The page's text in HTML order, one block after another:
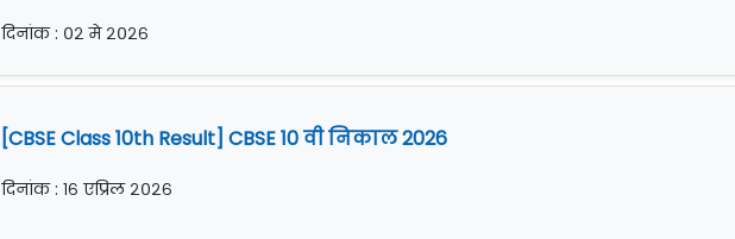
दिनांक : ०२ मे २०२६
[CBSE Class 10th Result] CBSE 10 वी निकाल 2026
दिनांक : १६ एप्रिल २०२६